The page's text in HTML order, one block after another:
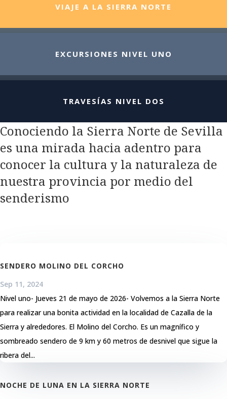
VIAJE A LA SIERRA NORTE
EXCURSIONES NIVEL UNO
TRAVESÍAS NIVEL DOS
Conociendo la Sierra Norte de Sevilla
es una mirada hacia adentro para
conocer la cultura y la naturaleza de
nuestra provincia por medio del
senderismo
SENDERO MOLINO DEL CORCHO
Sep 11, 2024
Nivel uno- Jueves 21 de mayo de 2026- Volvemos a la Sierra Norte
para realizar una bonita actividad en la localidad de Cazalla de la
Sierra y alrededores. El Molino del Corcho. Es un magnífico y
sombreado sendero de 9 km y 60 metros de desnivel que sigue la
ribera del...
NOCHE DE LUNA EN LA SIERRA NORTE